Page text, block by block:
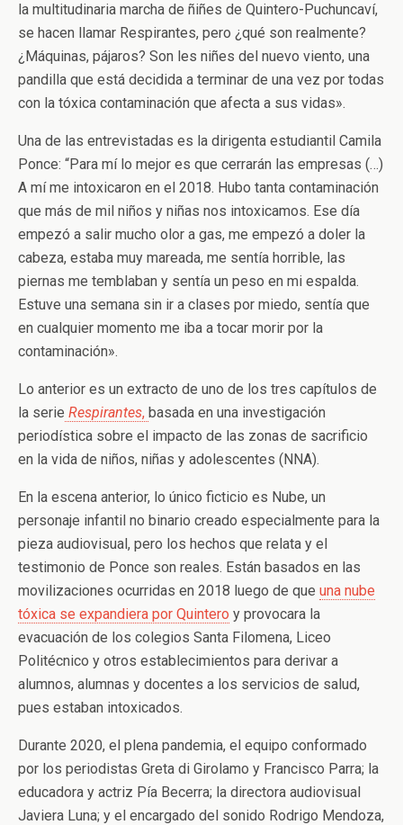
la multitudinaria marcha de ñiñes de Quintero-Puchuncaví,
se hacen llamar Respirantes, pero ¿qué son realmente?
¿Máquinas, pájaros? Son les niñes del nuevo viento, una
pandilla que está decidida a terminar de una vez por todas
con la tóxica contaminación que afecta a sus vidas».
Una de las entrevistadas es la dirigenta estudiantil Camila
Ponce: “Para mí lo mejor es que cerrarán las empresas (…)
A mí me intoxicaron en el 2018. Hubo tanta contaminación
que más de mil niños y niñas nos intoxicamos. Ese día
empezó a salir mucho olor a gas, me empezó a doler la
cabeza, estaba muy mareada, me sentía horrible, las
piernas me temblaban y sentía un peso en mi espalda.
Estuve una semana sin ir a clases por miedo, sentía que
en cualquier momento me iba a tocar morir por la
contaminación».
Lo anterior es un extracto de uno de los tres capítulos de
la serie Respirantes, basada en una investigación
periodística sobre el impacto de las zonas de sacrificio
en la vida de niños, niñas y adolescentes (NNA).
En la escena anterior, lo único ficticio es Nube, un
personaje infantil no binario creado especialmente para la
pieza audiovisual, pero los hechos que relata y el
testimonio de Ponce son reales. Están basados en las
movilizaciones ocurridas en 2018 luego de que una nube
tóxica se expandiera por Quintero y provocara la
evacuación de los colegios Santa Filomena, Liceo
Politécnico y otros establecimientos para derivar a
alumnos, alumnas y docentes a los servicios de salud,
pues estaban intoxicados.
Durante 2020, el plena pandemia, el equipo conformado
por los periodistas Greta di Girolamo y Francisco Parra; la
educadora y actriz Pía Becerra; la directora audiovisual
Javiera Luna; y el encargado del sonido Rodrigo Mendoza,